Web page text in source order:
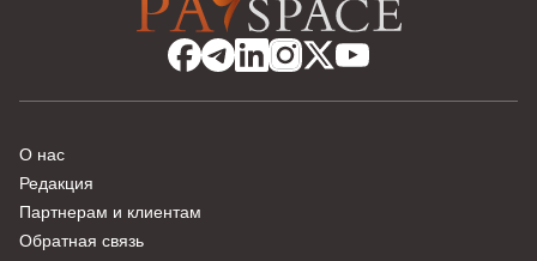
О нас
Редакция
Партнерам и клиентам
Обратная связь